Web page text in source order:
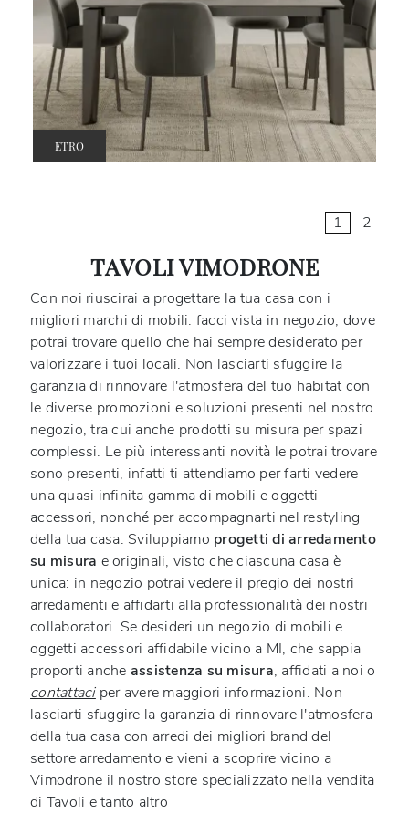
ETRO
1 2
TAVOLI VIMODRONE
Con noi riuscirai a progettare la tua casa con i
migliori marchi di mobili: facci vista in negozio, dove
potrai trovare quello che hai sempre desiderato per
valorizzare i tuoi locali. Non lasciarti sfuggire la
garanzia di rinnovare l'atmosfera del tuo habitat con
le diverse promozioni e soluzioni presenti nel nostro
negozio, tra cui anche prodotti su misura per spazi
complessi. Le più interessanti novità le potrai trovare
sono presenti, infatti ti attendiamo per farti vedere
una quasi infinita gamma di mobili e oggetti
accessori, nonché per accompagnarti nel restyling
della tua casa. Sviluppiamo progetti di arredamento
su misura e originali, visto che ciascuna casa è
unica: in negozio potrai vedere il pregio dei nostri
arredamenti e affidarti alla professionalità dei nostri
collaboratori. Se desideri un negozio di mobili e
oggetti accessori affidabile vicino a MI, che sappia
proporti anche assistenza su misura, affidati a noi o
contattaciper avere maggiori informazioni. Non
lasciarti sfuggire la garanzia di rinnovare l'atmosfera
della tua casa con arredi dei migliori brand del
settore arredamento e vieni a scoprire vicino a
Vimodrone il nostro store specializzato nella vendita
di Tavoli e tanto altro